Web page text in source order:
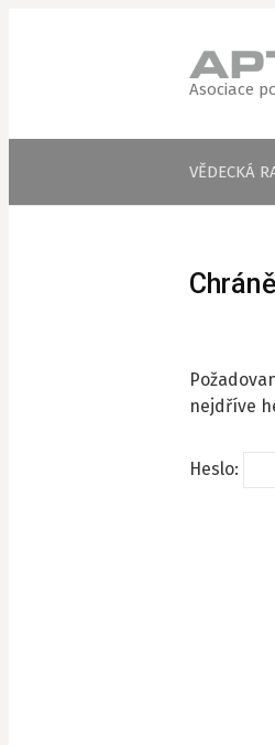
Asociace
VĚDECKÁ
nejdříve
Heslo: